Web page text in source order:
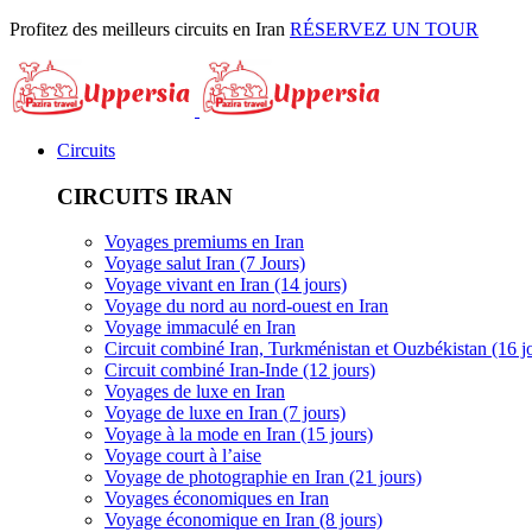
Profitez des meilleurs circuits en Iran RÉSERVEZ UN TOUR
Circuits
CIRCUITS IRAN
Voyages premiums en Iran
Voyage salut Iran (7 Jours)
Voyage vivant en Iran (14 jours)
Voyage du nord au nord-ouest en Iran
Voyage immaculé en Iran
Circuit combiné Iran, Turkménistan et Ouzbékistan (16
Circuit combiné Iran-Inde (12 jours)
Voyages de luxe en Iran
Voyage de luxe en Iran (7 jours)
Voyage à la mode en Iran (15 jours)
Voyage court à l’aise
Voyage de photographie en Iran (21 jours)
Voyages économiques en Iran
Voyage économique en Iran (8 jours)